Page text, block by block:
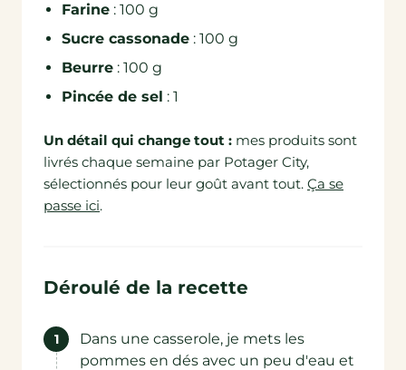
Farine : 100 g
Sucre cassonade : 100 g
Beurre : 100 g
Pincée de sel : 1
Un détail qui change tout : mes produits sont
livrés chaque semaine par Potager City,
sélectionnés pour leur goût avant tout. Ça se
passe ici.
Déroulé de la recette
Dans une casserole, je mets les
pommes en dés avec un peu d'eau et